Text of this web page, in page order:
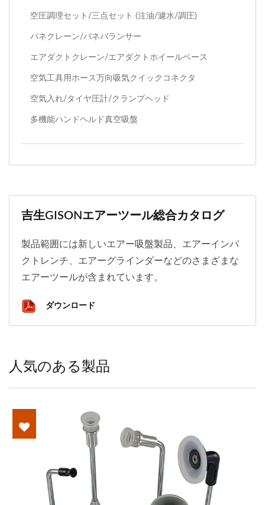
空圧調理セット/三点セット (注油/濾水/調圧)
バネクレーン/バネバランサー
エアダクトクレーン/エアダクトホイールベース
空気工具用ホース万向吸気クイックコネクタ
空気入れ/タイヤ圧計/クランプヘッド
多機能ハンドヘルド真空吸盤
吉生GISONエアーツール総合カタログ
製品範囲には新しいエアー吸盤製品、エアーインパ
クトレンチ、エアーグラインダーなどのさまざまな
エアーツールが含まれています。
ダウンロード
人気のある製品